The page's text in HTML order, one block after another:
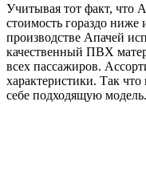
Учитывая тот факт, что
стоимость гораздо
производстве Апачей
качественный ПВХ
всех пассажиров.
характеристики. Так
себе подходящую модель.